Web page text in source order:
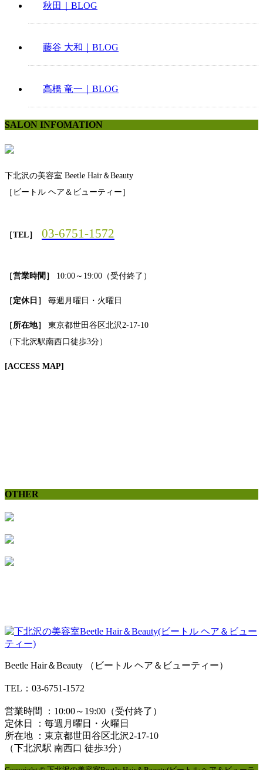
秋田｜BLOG
藤谷 大和｜BLOG
高橋 竜一｜BLOG
SALON INFOMATION
下北沢の美容室 Beetle Hair＆Beauty
［ビートル ヘア＆ビューティー］
［TEL］ 03-6751-1572
［営業時間］ 10:00～19:00（受付終了）
［定休日］ 毎週月曜日・火曜日
［所在地］
東京都世田谷区北沢2-17-10
（下北沢駅南西口徒歩3分）
[ACCESS MAP]
OTHER
Beetle Hair＆Beauty （ビートル ヘア＆ビューティー）
TEL：03-6751-1572
営業時間 ：10:00～19:00（受付終了）
定休日 ：毎週月曜日・火曜日
所在地 ：東京都世田谷区北沢2-17-10
（下北沢駅 南西口 徒歩3分）